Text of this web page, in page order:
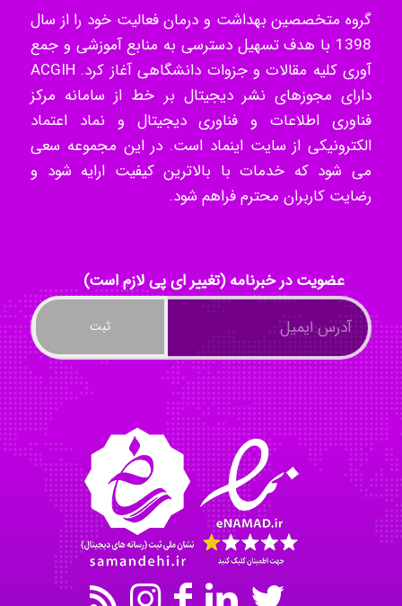
Tavan
akhtar shahsavandi
kimiya zirakpoor
Nazaninkarkon
Omid
Mehrab
گروه متخصصین بهداشت و درمان فعالیت خود را از سال
1398 با هدف تسهیل دسترسی به منابع آموزشی و جمع
آوری کلیه مقالات و جزوات دانشگاهی آغاز کرد. ACGIH
دارای مجوزهای نشر دیجیتال بر خط از سامانه مرکز
فناوری اطلاعات و فناوری دیجیتال و نماد اعتماد
الکترونیکی از سایت اینماد است. در این مجموعه سعی
می شود که خدمات با بالاترین کیفیت ارایه شود و
رضایت کاربران محترم فراهم شود.
عضویت در خبرنامه (تغییر ای پی لازم است)